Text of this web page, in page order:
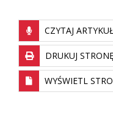
CZYTAJ
DRUKUJ STRONĘ
WYŚWIETL